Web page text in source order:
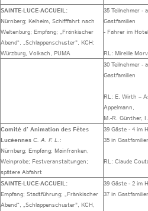
SAINTE-LUCE-ACCUEIL:
Nürnberg; Kelheim, Schifffahrt nach
Weltenburg; Empfang; „Fränkischer
Abend“, „Schlappenschuster", KCH;
Würzburg, Volkach, PUMA
35 Teilnehmer -
Gastfamilien
- Fahrer im Hotel
RL: Mireille
30 Teilnehmer -
Gastfamilien
RL: E. Wirth –
Appelmann,
M.-R. Günther,
Comité d’ Animation des Fêtes
Lucéennes C. A. F. L.:
Nürnberg; Empfang; Mainfranken,
Weinprobe; Festveranstaltungen;
spätere Abfahrt
39 Gäste - 4 im
35 in
RL: Claude
SAINTE-LUCE-ACCUEIL:
Empfang; Stadtführung; „Fränkischer
Abend“, „Schlappenschuster", KCH,
39 Gäste - 2 im
37 in